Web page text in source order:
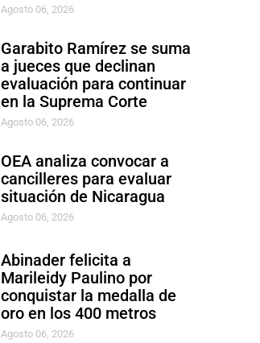
Agosto 06, 2026
Garabito Ramírez se suma
a jueces que declinan
evaluación para continuar
en la Suprema Corte
Agosto 06, 2026
OEA analiza convocar a
cancilleres para evaluar
situación de Nicaragua
Agosto 06, 2026
Abinader felicita a
Marileidy Paulino por
conquistar la medalla de
oro en los 400 metros
Agosto 06, 2026